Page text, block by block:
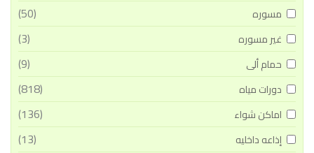
مسوره (50)
غير مسوره (3)
حمام ألى (9)
دورات مياه (818)
اماكن شواء (136)
إذاعه داخليه (13)